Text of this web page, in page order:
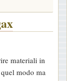
materiali in
modo ma